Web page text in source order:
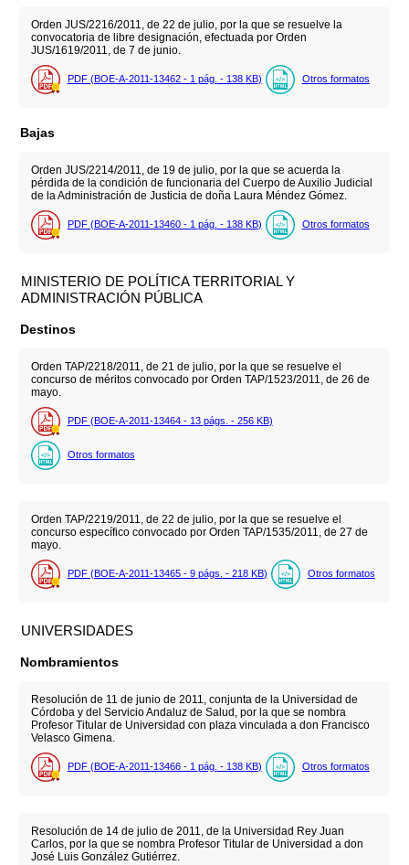
Orden JUS/2216/2011, de 22 de julio, por la que se resuelve la
convocatoria de libre designación, efectuada por Orden
JUS/1619/2011, de 7 de junio.
PDF (BOE-A-2011-13462 - 1 pág. - 138 KB) Otros formatos
Bajas
Orden JUS/2214/2011, de 19 de julio, por la que se acuerda la
pérdida de la condición de funcionaria del Cuerpo de Auxilio Judicial
de la Administración de Justicia de doña Laura Méndez Gómez.
PDF (BOE-A-2011-13460 - 1 pág. - 138 KB) Otros formatos
MINISTERIO DE POLÍTICA TERRITORIAL Y
ADMINISTRACIÓN PÚBLICA
Destinos
Orden TAP/2218/2011, de 21 de julio, por la que se resuelve el
concurso de méritos convocado por Orden TAP/1523/2011, de 26 de
mayo.
PDF (BOE-A-2011-13464 - 13 págs. - 256 KB)
Otros formatos
Orden TAP/2219/2011, de 22 de julio, por la que se resuelve el
concurso específico convocado por Orden TAP/1535/2011, de 27 de
mayo.
PDF (BOE-A-2011-13465 - 9 págs. - 218 KB) Otros formatos
UNIVERSIDADES
Nombramientos
Resolución de 11 de junio de 2011, conjunta de la Universidad de
Córdoba y del Servicio Andaluz de Salud, por la que se nombra
Profesor Titular de Universidad con plaza vinculada a don Francisco
Velasco Gimena.
PDF (BOE-A-2011-13466 - 1 pág. - 138 KB) Otros formatos
Resolución de 14 de julio de 2011, de la Universidad Rey Juan
Carlos, por la que se nombra Profesor Titular de Universidad a don
José Luis González Gutiérrez.